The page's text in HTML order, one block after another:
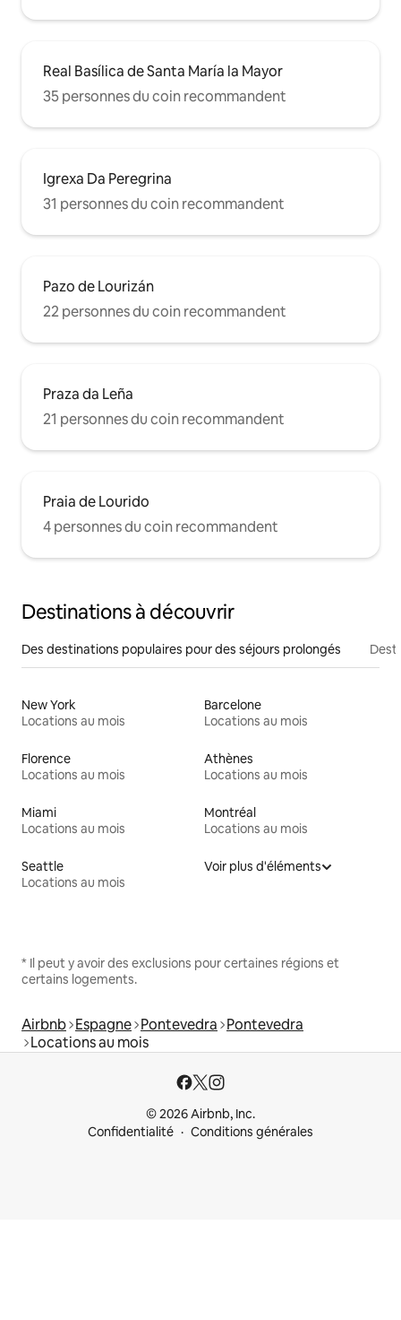
Real Basílica de Santa María la Mayor
35 personnes du coin recommandent
Igrexa Da Peregrina
31 personnes du coin recommandent
Pazo de Lourizán
22 personnes du coin recommandent
Praza da Leña
21 personnes du coin recommandent
Praia de Lourido
4 personnes du coin recommandent
Destinations à découvrir
Des destinations populaires pour des séjours prolongés
New York
Locations au mois
Barcelone
Locations au mois
Florence
Locations au mois
Athènes
Locations au mois
Miami
Locations au mois
Montréal
Locations au mois
Seattle
Locations au mois
Voir plus d'éléments
* Il peut y avoir des exclusions pour certaines régions et
certains logements.
Airbnb Espagne Pontevedra Pontevedra
Locations au mois
© 2026 Airbnb, Inc.
Confidentialité
Conditions générales